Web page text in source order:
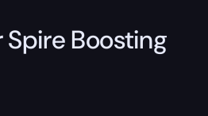
Boosting